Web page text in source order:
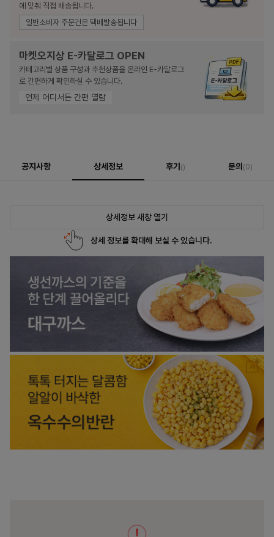
에 맞춰 직접 배송됩니다.
일반소비자 주문건은 택배발송됩니다
마켓오지상 E-카달로그 OPEN
카테고리별 상품 구성과 추천상품을 온라인 E-카달로그
로 간편하게 확인하실 수 있습니다.
언제 어디서든 간편 열람
공지사항 상세정보 후기 () 문의 (0)
상세정보 새창 열기
상세 정보를 확대해 보실 수 있습니다.